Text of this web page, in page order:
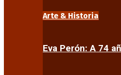
Arte & Historia
Eva Perón: A 74